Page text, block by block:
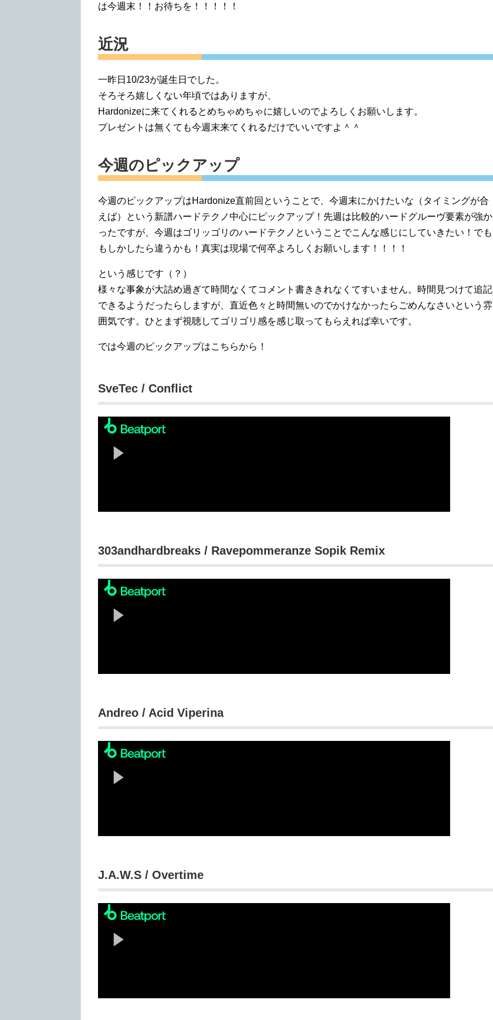
は今週末！！お待ちを！！！！！
近況
一昨日10/23が誕生日でした。
そろそろ嬉しくない年頃ではありますが、
Hardonizeに来てくれるとめちゃめちゃに嬉しいのでよろしくお願いします。
プレゼントは無くても今週末来てくれるだけでいいですよ＾＾
今週のピックアップ
今週のピックアップはHardonize直前回ということで、今週末にかけたいな（タイミングが合
えば）という新譜ハードテクノ中心にピックアップ！先週は比較的ハードグルーヴ要素が強か
ったですが、今週はゴリッゴリのハードテクノということでこんな感じにしていきたい！でも
もしかしたら違うかも！真実は現場で何卒よろしくお願いします！！！！
という感じです（？）
様々な事象が大詰め過ぎて時間なくてコメント書ききれなくてすいません。時間見つけて追記
できるようだったらしますが、直近色々と時間無いのでかけなかったらごめんなさいという雰
囲気です。ひとまず視聴してゴリゴリ感を感じ取ってもらえれば幸いです。
では今週のピックアップはこちらから！
SveTec / Conflict
303andhardbreaks / Ravepommeranze Sopik Remix
Andreo / Acid Viperina
J.A.W.S / Overtime